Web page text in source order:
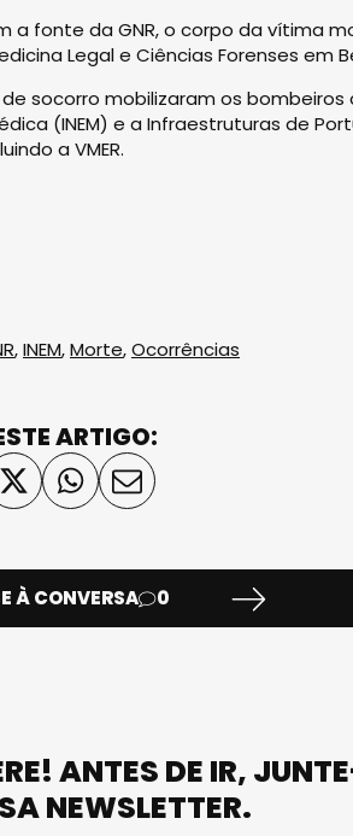
a fonte da GNR, o corpo da vítima
Legal e Ciências Forenses em
socorro mobilizaram os bombeiros
(INEM) e a Infraestruturas de
a VMER.
,INEM,Morte,Ocorrências
ARTIGO:
À CONVERSA 0
ANTES DE IR,
NEWSLETTER.